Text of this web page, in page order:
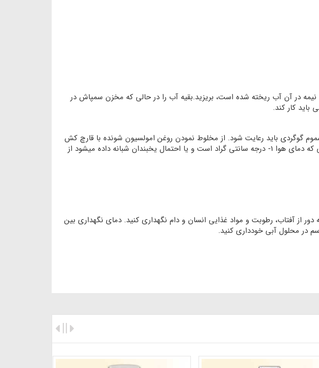
در آن آب ریخته شده است، بریزید.بقیه آب را در حالی که مخزن سمپاش در
کار کند.
گوگردی باید رعایت شود. از مخلوط نمودن روغن امولسیون شونده با قارچ کش
کاپتان جدا اجتناب شده و فاصله حداقل 10 روز بین مصرف روغن و این قارچ کش رعایت شود. زمانی که دمای هوا 1- درجه سانتی گراد است و یا احتمال یخبندان شبانه داده میشود از
از آفتاب، رطوبت و مواد غذایی انسان و دام نگهداری کنید. دمای نگهداری بین